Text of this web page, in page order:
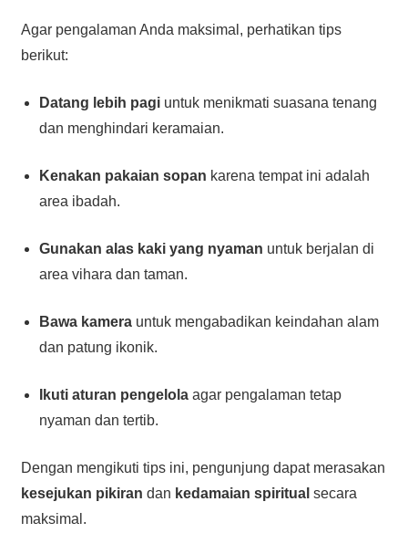
Agar pengalaman Anda maksimal, perhatikan tips
berikut:
Datang lebih pagiuntuk menikmati suasana tenang
dan menghindari keramaian.
Kenakan pakaian sopan karena tempat ini adalah
area ibadah.
Gunakan alas kaki yang nyaman untuk berjalan di
area vihara dan taman.
Bawa kamerauntuk mengabadikan keindahan alam
dan patung ikonik.
Ikuti aturan pengelolaagar pengalaman tetap
nyaman dan tertib.
Dengan mengikuti tips ini, pengunjung dapat merasakan
kesejukan pikiran dan kedamaian spiritual secara
maksimal.